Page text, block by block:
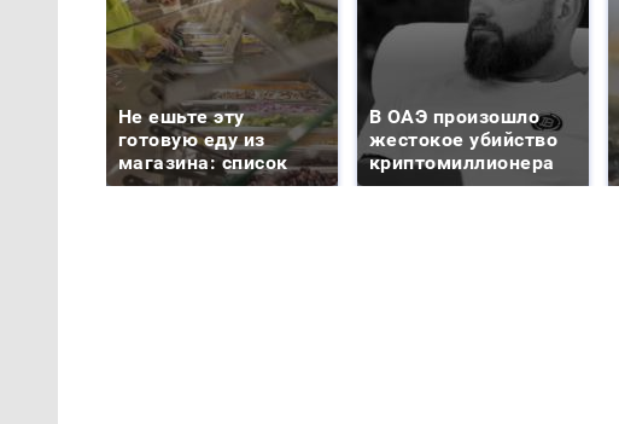
Не ешьте эту
готовую еду из
магазина: список
В ОАЭ произошло
жестокое убийство
криптомиллионера